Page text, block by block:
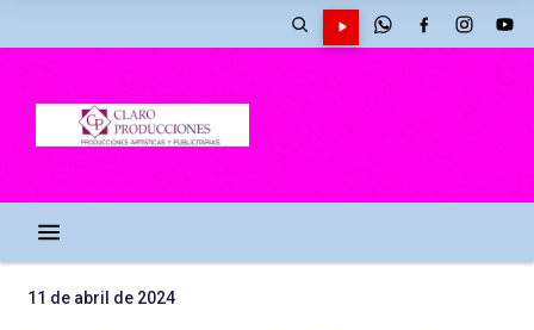
11 de abril de 2024